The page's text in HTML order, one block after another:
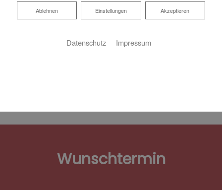
Ihr Budgetkalkulator Bad
Wunschtermin
Akzeptieren
Einstellungen
Ablehnen
Ablehnen
Datenschutz Impressum